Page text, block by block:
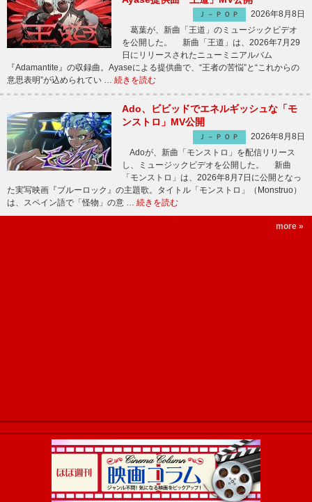
Ｊ－ＰＯＰ
2026年8月8日
葛葉が、新曲「王道」のミュージックビデオ
を公開した。 新曲「王道」は、2026年7月29
日にリリースされたニューミニアルバム
『Adamantite』の収録曲。Ayaseによる提供曲で、“王者の苦悩”と“これからの
意思表明”が込められてい … 続きを読む
Ado、ビビッドでエネルギッシュな「モ
ンストロ」MV公開
Ｊ－ＰＯＰ
2026年8月8日
Adoが、新曲「モンストロ」を配信リリース
し、ミュージックビデオを公開した。 新曲
「モンストロ」は、2026年8月7日に公開となっ
た実写映画『ブルーロック』の主題歌。タイトル「モンストロ」（Monstruo）
は、スペイン語で「怪物」の意 … 続きを読む
more »